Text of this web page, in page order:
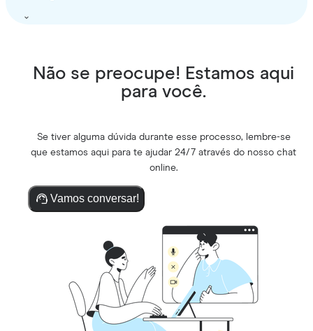
Não se preocupe! Estamos aqui
para você.
Se tiver alguma dúvida durante esse processo, lembre-se
que estamos aqui para te ajudar 24/7 através do nosso chat
online.
Vamos conversar!